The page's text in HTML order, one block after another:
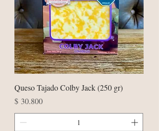
Queso Tajado Colby Jack (250 gr)
Precio
$ 30.800